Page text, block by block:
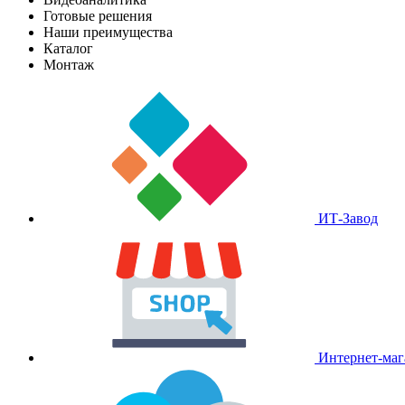
Готовые решения
Наши преимущества
Каталог
Монтаж
ИТ-Завод
Интернет-